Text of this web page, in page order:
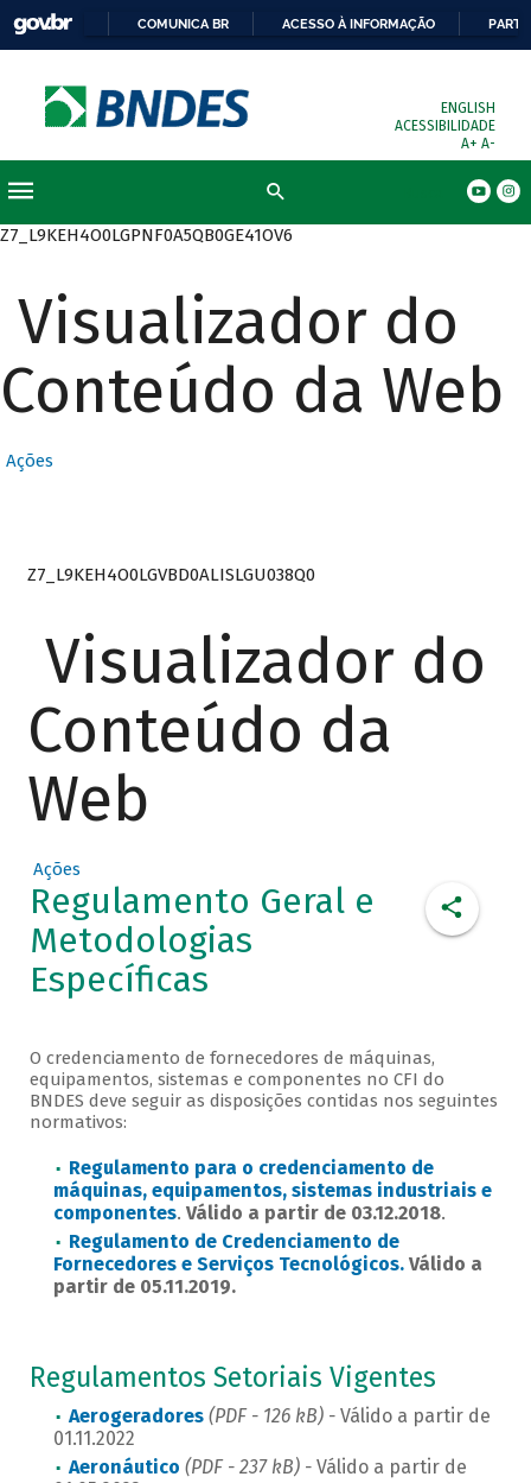
COMUNICA BR ACESSO À INFORMAÇÃO
ENGLISH
ACESSIBILIDADE
A+ A-
Z7_L9KEH4O0LGPNF0A5QB0GE41OV6
Visualizador do
Conteúdo da Web
Ações
Z7_L9KEH4O0LGVBD0ALISLGU038Q0
Visualizador do
Conteúdo da
Web
Ações
Regulamento Geral e
Metodologias
Específicas
O credenciamento de fornecedores de máquinas,
equipamentos, sistemas e componentes no CFI do
BNDES deve seguir as disposições contidas nos seguintes
normativos:
Regulamento para o credenciamento de
máquinas, equipamentos, sistemas industriais e
componentes. Válido a partir de 03.12.2018.
Regulamento de Credenciamento de
Fornecedores e Serviços Tecnológicos. Válido a
partir de 05.11.2019.
Regulamentos Setoriais Vigentes
Aerogeradores (PDF - 126 kB) - Válido a partir de
01.11.2022
Aeronáutico (PDF - 237 kB) - Válido a partir de